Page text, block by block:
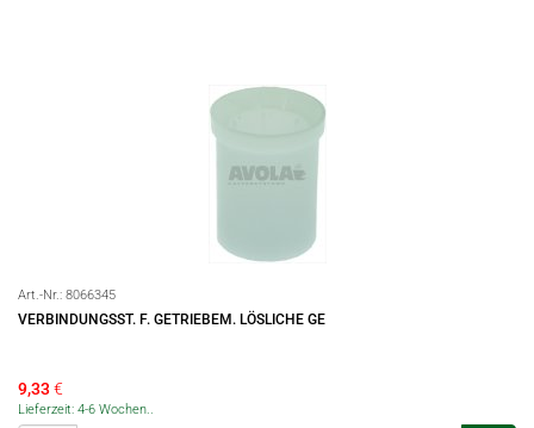
Art.-Nr.: 8066345
VERBINDUNGSST. F. GETRIEBEM. LÖSLICHE GE
9,33€
Lieferzeit: 4-6 Wochen..